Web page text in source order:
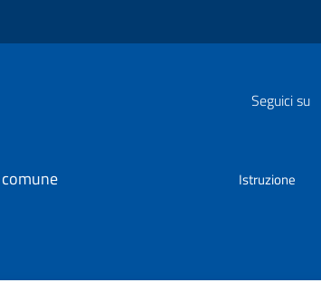
Seguici su
Istruzione